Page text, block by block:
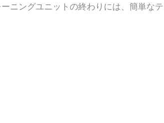
ニングユニットの終わりには、簡単なテ